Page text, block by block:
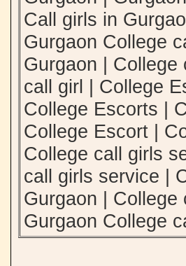
Call girls in
Gurgaon College
Gurgaon | College
call girl | College
College Escorts |
College Escort |
College call girls
call girls service |
Gurgaon |
Gurgaon College